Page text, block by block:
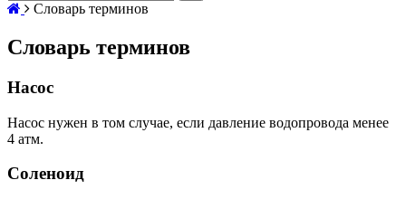
Словарь терминов
Словарь терминов
Насос
Насос нужен в том случае, если давление водопровода менее
4 атм.
Соленоид